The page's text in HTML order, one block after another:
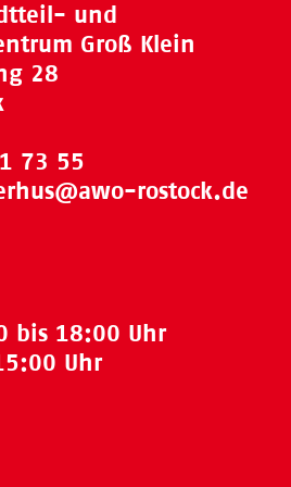
und
Groß Klein
28
73 55
rostock.de
bis 18:00 Uhr
Uhr